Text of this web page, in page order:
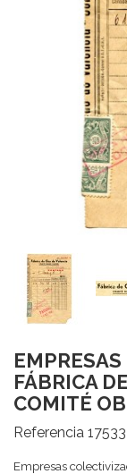
FÁBRICA
COMITÉ
Referencia 17533
Empresas